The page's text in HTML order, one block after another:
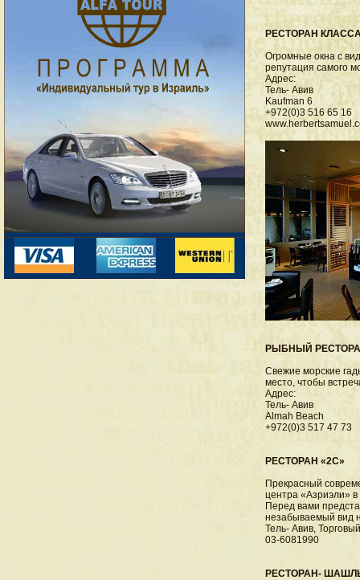
РЕСТОРАН КЛАССА
Огромные окна с
репутация самого
Адрес:
Тель- Авив
Kaufman 6
+972(0)3 516 65 16
РЫБНЫЙ
Свежие морские
место, чтобы
Адрес:
Тель- Авив
Almah Beach
+972(0)3 517 47 73
РЕСТОРАН «2С»
Прекрасный
центра «Азриэли» в
Перед вами
незабываемый вид
Тель- Авив,
03-6081990
РЕСТОРАН-